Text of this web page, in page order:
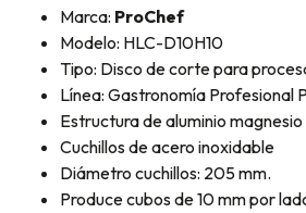
Marca: ProChef
Modelo: HLC-D10H10
Tipo: Disco de corte para
Línea: Gastronomía Profesional
Estructura de aluminio magnesio
Cuchillos de acero inoxidable
Diámetro cuchillos: 205 mm.
Produce cubos de 10 mm por